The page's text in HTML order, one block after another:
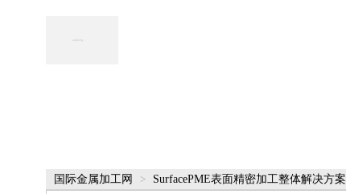
国际金属加工网 > SurfacePME表面精密加工整体解决方案